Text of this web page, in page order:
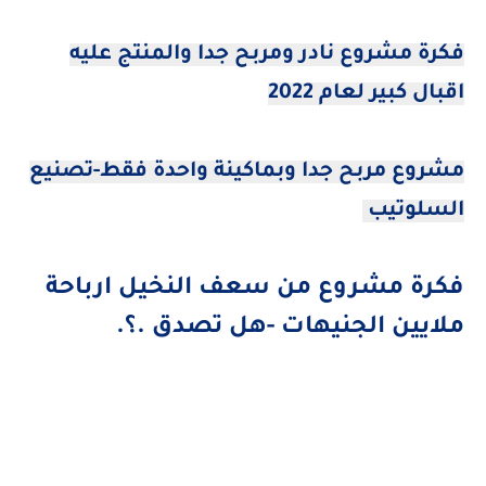
فكرة مشروع نادر ومربح جدا والمنتج عليه
اقبال كبير لعام 2022
مشروع مربح جدا وبماكينة واحدة فقط-تصنيع
السلوتيب
فكرة مشروع من سعف النخيل ارباحة
ملايين الجنيهات -هل تصدق .؟.